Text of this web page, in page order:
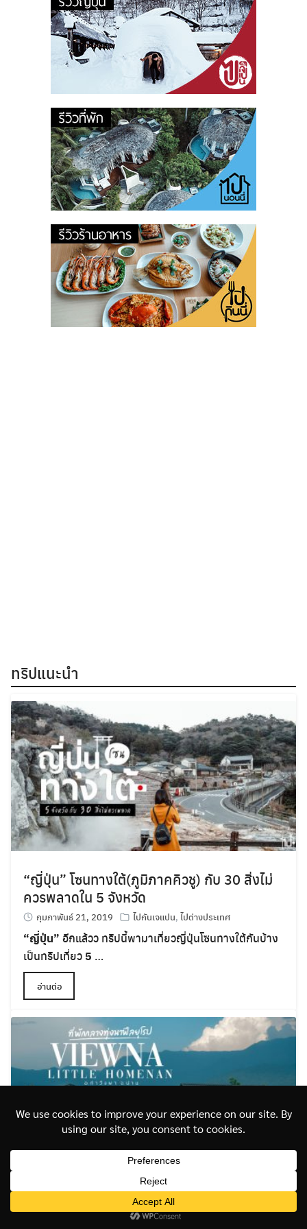
ทริปแนะนำ
“ญี่ปุ่น” โซนทางใต้(ภูมิภาคคิวชู) กับ 30 สิ่งไม่
ควรพลาดใน 5 จังหวัด
กุมภาพันธ์ 21, 2019 ไปกันเจแปน, ไปต่างประเทศ
“ญี่ปุ่น” อีกแล้วว ทริปนี้พามาเที่ยวญี่ปุ่นโซนทางใต้กันบ้าง
เป็นทริปเที่ยว 5 …
อ่านต่อ
Viewna Little Home ที่พักกลางทุ่งนาฟีลยุโรป
ที่น่าน